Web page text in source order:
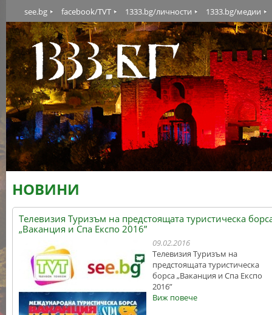
see.bg facebook/TVT 1333.bg/личности 1333.bg/медии
НОВИНИ
Телевизия Туризъм на предстоящата туристическа
„Ваканция и Спа Експо 2016”
09.02.2016
Телевизия Туризъм на
предстоящата туристическа
борса „Ваканция и Спа Експо
2016”
Виж повече